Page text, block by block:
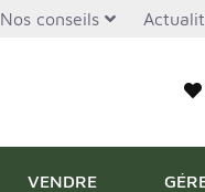
Nos conseils
VENDRE